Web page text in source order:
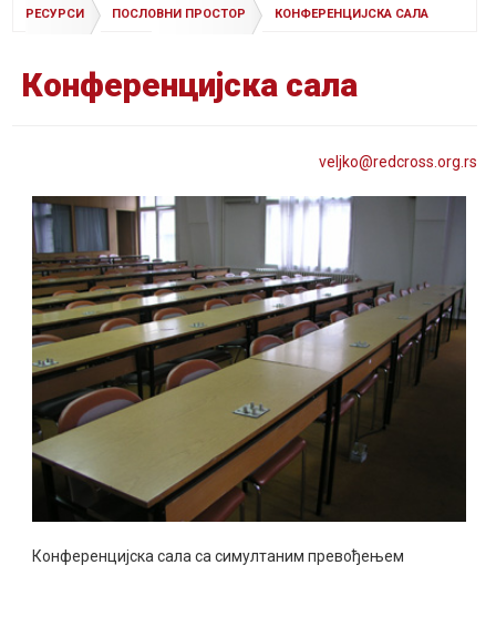
РЕСУРСИ ПОСЛОВНИ ПРОСТОР КОНФЕРЕНЦИЈСКА САЛА
Конференцијска сала
veljko@redcross .org .rs
Конференцијска сала са симултаним превођењем